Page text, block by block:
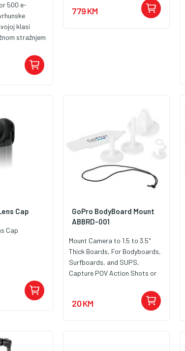
500 e-
klasi
stražnjem
36 V s
BMS
do 35 km.
i stražnjom
kočnice
779 KM
Cap
Cap
GoPro BodyBoard Mount
ABBRD-001
Mount Camera to 1.5 to 3.5"
Thick Boards, For Bodyboards,
Surfboards, and SUPS,
Capture POV Action Shots or
20 KM